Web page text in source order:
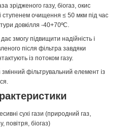
зрідженого газу, біогаз, окис
ступенем очищення ≤ 50 мкм під час
довкілля -40+70ºС.
змогу підвищити надійність і
після фільтра завдяки
із потоком газу.
фільтрувальний елемент із
сухі гази (природний газ,
повітря, біогаз)